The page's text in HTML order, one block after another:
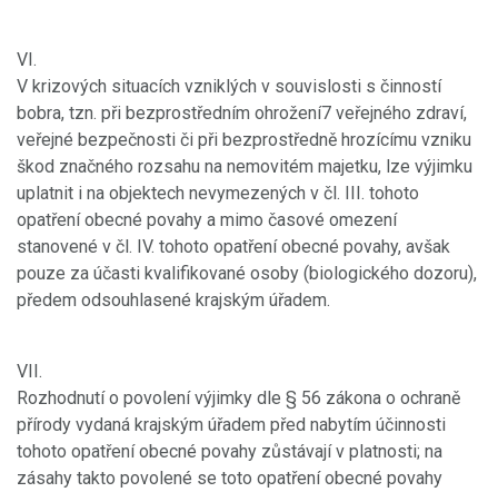
VI.
V krizových situacích vzniklých v souvislosti s činností
bobra, tzn. při bezprostředním ohrožení7 veřejného zdraví,
veřejné bezpečnosti či při bezprostředně hrozícímu vzniku
škod značného rozsahu na nemovitém majetku, lze výjimku
uplatnit i na objektech nevymezených v čl. III. tohoto
opatření obecné povahy a mimo časové omezení
stanovené v čl. IV. tohoto opatření obecné povahy, avšak
pouze za účasti kvalifikované osoby (biologického dozoru),
předem odsouhlasené krajským úřadem.
VII.
Rozhodnutí o povolení výjimky dle § 56 zákona o ochraně
přírody vydaná krajským úřadem před nabytím účinnosti
tohoto opatření obecné povahy zůstávají v platnosti; na
zásahy takto povolené se toto opatření obecné povahy